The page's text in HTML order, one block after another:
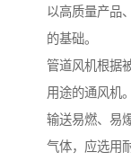
以高质量产品
的基础。
管道风机根据
用途的通风机
输送易燃、易
气体，应选用